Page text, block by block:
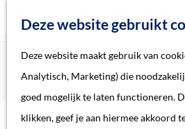
Deze website gebruikt
Deze website maakt gebruik van
Analytisch, Marketing) die
goed mogelijk te laten functioneren.
klikken, geef je aan hiermee akkoord
Home
Verhalen
Thema
Home
Oorlogsslachtoffers 's-
Schreuders, Arie Petrus Alexander